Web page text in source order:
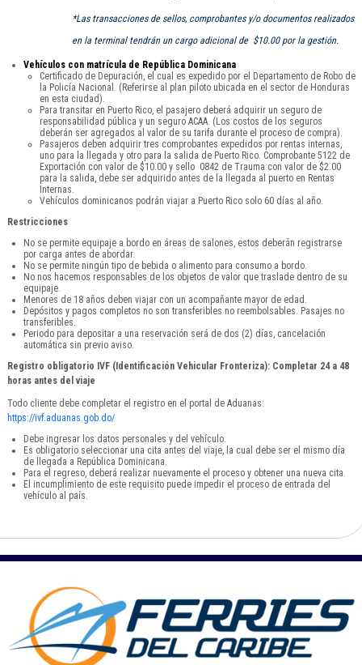
*Las transacciones de sellos, comprobantes y/o documentos realizados
en la terminal tendrán un cargo adicional de $10.00 por la gestión.
Vehículos con matrícula de República Dominicana
Certificado de Depuración, el cual es expedido por el Departamento de Robo de
la Policía Nacional. (Referirse al plan piloto ubicada en el sector de Honduras
en esta ciudad).
Para transitar en Puerto Rico, el pasajero deberá adquirir un seguro de
responsabilidad pública y un seguro ACAA. (Los costos de los seguros
deberán ser agregados al valor de su tarifa durante el proceso de compra).
Pasajeros deben adquirir tres comprobantes expedidos por rentas internas,
uno para la llegada y otro para la salida de Puerto Rico. Comprobante 5122 de
Exportación con valor de $10.00 y sello 0842 de Trauma con valor de $2.00
para la salida, debe ser adquirido antes de la llegada al puerto en Rentas
Internas.
Vehículos dominicanos podrán viajar a Puerto Rico solo 60 días al año.
Restricciones
No se permite equipaje a bordo en áreas de salones, estos deberán registrarse
por carga antes de abordar.
No se permite ningún tipo de bebida o alimento para consumo a bordo.
No nos hacemos responsables de los objetos de valor que traslade dentro de su
equipaje.
Menores de 18 años deben viajar con un acompañante mayor de edad.
Depósitos y pagos completos no son transferibles no reembolsables. Pasajes no
transferibles.
Periodo para depositar a una reservación será de dos (2) días, cancelación
automática sin previo aviso.
Registro obligatorio IVF (Identificación Vehicular Fronteriza): Completar 24 a 48
horas antes del viaje
Todo cliente debe completar el registro en el portal de Aduanas:
https://ivf.aduanas.gob.do/
Debe ingresar los datos personales y del vehículo.
Es obligatorio seleccionar una cita antes del viaje, la cual debe ser el mismo día
de llegada a República Dominicana.
Para el regreso, deberá realizar nuevamente el proceso y obtener una nueva cita.
El incumplimiento de este requisito puede impedir el proceso de entrada del
vehículo al país.